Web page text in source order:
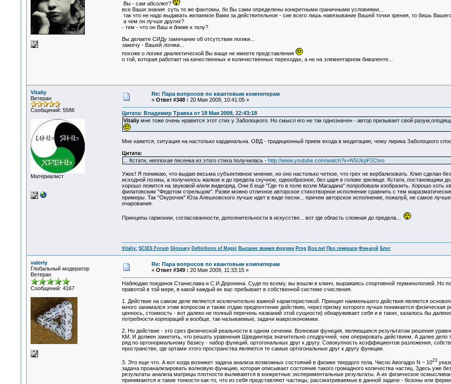
Вы - сам абсолют?
все Ваши знания суть те же фантомы, бо Вы сами определены конкретными граничными условиями...
так что не надо выдавать желаемое Вами за действительное - сие всего лишь навязывание Вашей точки зрения, то бишь
а чем он лучше других?
- тем - что он Ваш и ближе к телу?
Вы делаете СИДу замечание об отсутствии логики...
замечу - Вашей логики...
похоже о логике диалектической Вы ваще не имеете представления
о той, которая работает на качественных и количественных переходах, а не на элементарном биваленте...
Vitaliy
Ветеран
Сообщений: 5586
Материалист
Re: Пара вопросов по квантовым компютерам
« Ответ #348 : 20 Мая 2009, 10:41:05 »
Цитата: Владимир Травка от 18 Мая 2009, 22:43:18
Vitaliyмне тоже очень нравится этот стих у Заболоцкого. Но смысл его не так однозначен - автор призывает свой
Мне кажется, ситуация на настолько кардинальна. ОВД - традиционный прием входа в медитацию, чему лирика Заболоцкого
Цитата:
... Кстати, неплохая песенка из этого стиха получилась - http://www.youtube.com/watch?v=N5UkpPJCtvo
Ужос! Я понимаю, что выдаю весьма субъективное мнение, но оно настолько четкое, что грех не вербализовать. Клип сделан
исходной поэмы, а получилось жалкое и до предела скучное, однообразное, без царя в голове зрелище. Кстати, постановщики
хорошо ложится на звуковой и/или видеоряд. Они б еще "Где-то в поле возле Магадана" попробовали изобразить. Хорошо хоть
филатовским "Федотом стрельцом". Разве можно отличное авторское стихотворное исполнение сравнить с тем
примеры. Так "Окурочек" Юза Алешковского лучше идет в виде песни... причем авторское исполнение, пожалуй, не самое
очарования.
Принципы гармонии, согласованности, дополнительности в искусстве... вот где область сложная до предела...
Vitaliy: SCIES Forum Glossary Definitions of Magic Высшие звания форума Prog Box.net Про генерала Фэн-шуй Блог
valeriy
Глобальный модератор
Ветеран
Сообщений: 4167
Re: Пара вопросов по квантовым компютерам
« Ответ #349 : 20 Мая 2009, 11:33:15 »
Наблюдаю поединок Станислава и С.И.Доронина. Судя по всему, вы вошли в клинч, выражаясь спортивной терминологией. Но
правотой в той мере, в какой каждый их вас пребывает в собственной системе счисления.
1. Действие на самом деле является исключительно важной характеристикой. Принцип наименьшего действия является
много занимался этим вопросом и также отдаю предпочтение действию, через призму которого лучше понимается физическая
ценнось, стоимость - вот далеко не полный перечень названий этой сущности) обнаруживает себя и в таких, казалось бы
потребности корпораций и вообще, так-называемые, задачи макроэкономики.
2. Но действие - это срез физической реальности в одном сечении. Волновая функция, являющаяся результатом решения
КМ. И должен заметить, что решать уравнения Шредингера значительно сподручней, чем оперировать действием. А далее
ряд по ортонормальному базису - набор функций, ортогональных друг к другу. Совокупность коэффициентов разложения,
пространстве, где ортами этого пространства являются те самые ортогональные друг к другу функции.
3. Это еще что. А вот когда возникет задача анализа возможных состояний в физике твердого тела. Число Авогадро N ~ 1023
задача проанализировать волновую функцию, которая описывает состояние такого громадного количества частиц. Здесь уже
результаты анализа матрицы плотности выливаются в конкретные экспериментальные результаты. А их физическое
принимаются и такие тонкости как-то, что из себя представляют частицы, рассматриваемые в данной задаче - бозоны или